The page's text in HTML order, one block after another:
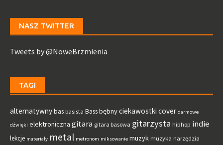
NASZ TWITTER
Tweets by @NoweBrzmienia
TAGI
alternatywnybas basista Bassbębnyciekawostki cover darmowe
dźwięki elektroniczna gitara gitara basowa gitarzysta hiphop indie
lekcje materiały metal metronom miksowanie muzyk muzyka narzędzia